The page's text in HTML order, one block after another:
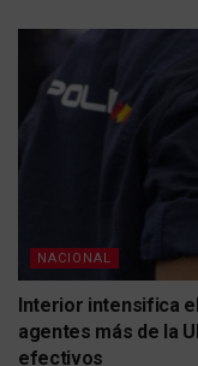
NACIONAL
Interior intensifica
agentes más de la
efectivos